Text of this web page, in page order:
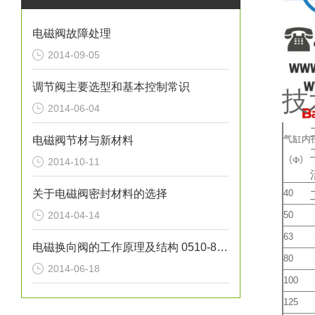
电磁阀故障处理
2014-09-05
调节阀主要选型和基本控制常识
2014-06-04
电磁阀节材与新材料
2014-10-11
关于电磁阀密封材料的选择
2014-04-14
电磁换向阀的工作原理及结构 0510-85745374
2014-06-18
工作
工
活
工作
技
气缸内
（Ф）
40
50
63
80
100
125